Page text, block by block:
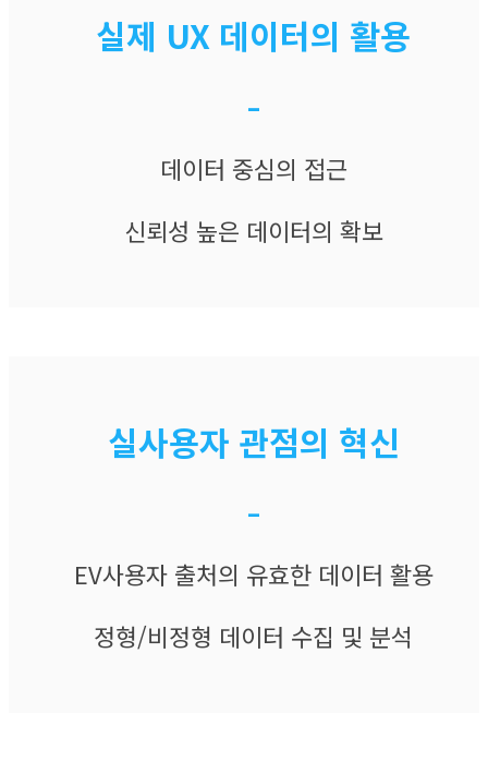
실제 UX 데이터의 활용​​
–
데이터 중심의 접근​
신뢰성 높은 데이터의 확보​
실사용자 관점의 혁​​신
–
​EV사용자 출처의 유효한 데이터 활용​
정형/비정형 데이터 수집 및 분석​